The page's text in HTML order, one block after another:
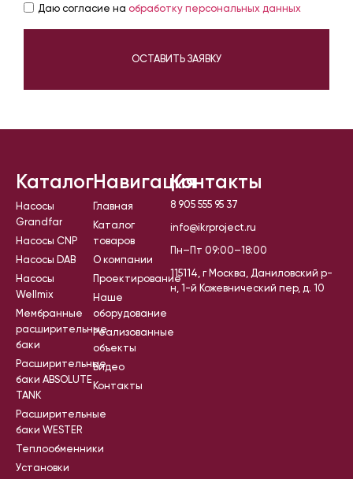
Даю согласие на обработку персональных данных
ОСТАВИТЬ ЗАЯВКУ
Каталог
Насосы
Grandfar
Насосы CNP
Насосы DAB
Насосы
Wellmix
Мембранные
расширительные
баки
Расширительные
баки ABSOLUTE
TANK
Расширительные
баки WESTER
Теплообменники
Установки
Навигация
Главная
Каталог
товаров
О компании
Проектирование
Наше
оборудование
Реализованные
объекты
Видео
Контакты
Контакты
8 905 555 95 37
info@ikrproject.ru
Пн–Пт 09:00–18:00
115114, г Москва, Даниловский р-
н, 1-й Кожевнический пер, д. 10